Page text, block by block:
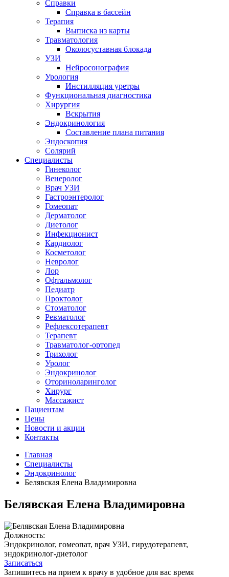
Справки
Справка в бассейн
Терапия
Выписка из карты
Травматология
Околосуставная блокада
УЗИ
Нейросонография
Урология
Инстилляция уретры
Функциональная диагностика
Хирургия
Вскрытия
Эндокринология
Составление плана питания
Эндоскопия
Солярий
Специалисты
Гинеколог
Венеролог
Врач УЗИ
Гастроэнтеролог
Гомеопат
Дерматолог
Диетолог
Инфекционист
Кардиолог
Косметолог
Невролог
Лор
Офтальмолог
Педиатр
Проктолог
Стоматолог
Ревматолог
Рефлексотерапевт
Терапевт
Травматолог-ортопед
Трихолог
Уролог
Эндокринолог
Оториноларинголог
Хирург
Массажист
Пациентам
Цены
Новости и акции
Контакты
Главная
Специалисты
Эндокринолог
Белявская Елена Владимировна
Белявская Елена Владимировна
Должность:
Эндокринолог, гомеопат, врач УЗИ, гирудотерапевт,
эндокринолог-диетолог
Записаться
Запишитесь на прием к врачу в удобное для вас время